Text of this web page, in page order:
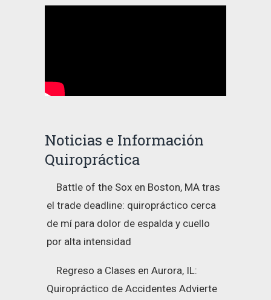
Noticias e Información
Quiropráctica
Battle of the Sox en Boston, MA tras
el trade deadline: quiropráctico cerca
de mí para dolor de espalda y cuello
por alta intensidad
Regreso a Clases en Aurora, IL:
Quiropráctico de Accidentes Advierte